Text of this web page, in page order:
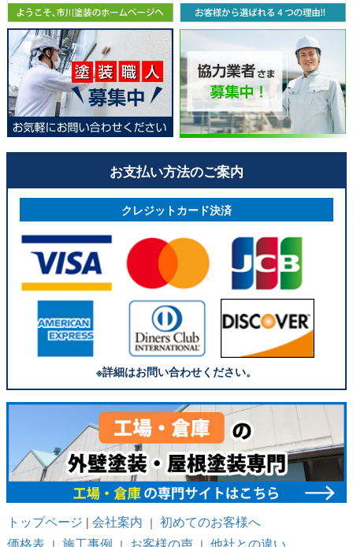
お支払い方法のご案内
クレジットカード決済
※詳細はお問い合わせください。
トップページ | 会社案内 ｜ 初めてのお客様へ